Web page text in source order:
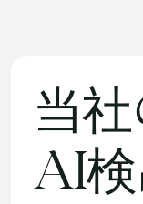
当
AI